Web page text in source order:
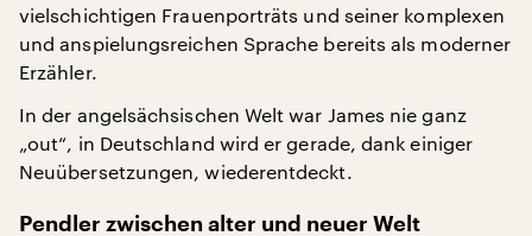
vielschichtigen Frauenporträts und seiner komplexen
und anspielungsreichen Sprache bereits als moderner
Erzähler.
In der angelsächsischen Welt war James nie ganz
„out“, in Deutschland wird er gerade, dank einiger
Neuübersetzungen, wiederentdeckt.
Pendler zwischen alter und neuer Welt